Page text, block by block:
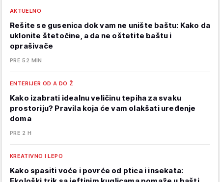
AKTUELNO
Rešite se gusenica dok vam ne unište baštu: Kako da
uklonite štetočine, a da ne oštetite baštu i
oprašivače
PRE 52 MIN
ENTERIJER OD A DO Ž
Kako izabrati idealnu veličinu tepiha za svaku
prostoriju? Pravila koja će vam olakšati uređenje
doma
PRE 2 H
KREATIVNO I LEPO
Kako spasiti voće i povrće od ptica i insekata: